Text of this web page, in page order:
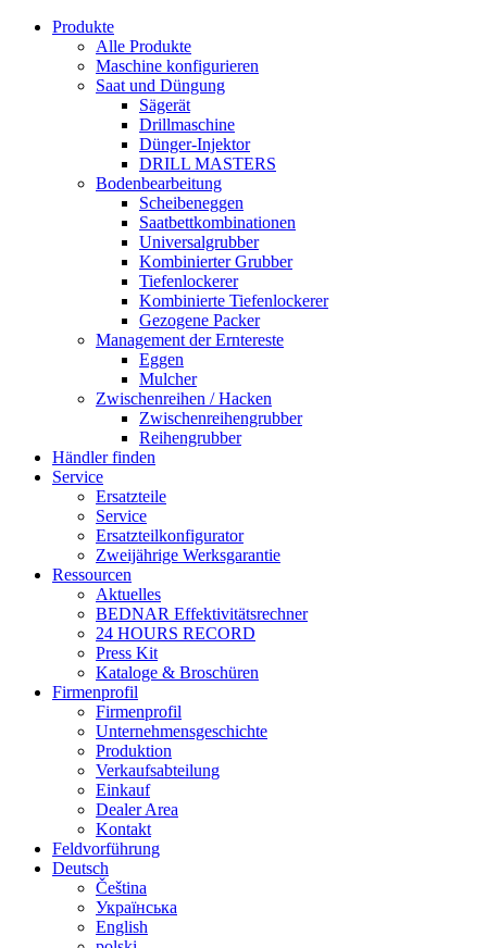
Produkte
Alle Produkte
Maschine konfigurieren
Saat und Düngung
Sägerät
Drillmaschine
Dünger-Injektor
DRILL MASTERS
Bodenbearbeitung
Scheibeneggen
Saatbettkombinationen
Universalgrubber
Kombinierter Grubber
Tiefenlockerer
Kombinierte Tiefenlockerer
Gezogene Packer
Management der Erntereste
Eggen
Mulcher
Zwischenreihen / Hacken
Zwischenreihengrubber
Reihengrubber
Händler finden
Service
Ersatzteile
Service
Ersatzteilkonfigurator
Zweijährige Werksgarantie
Ressourcen
Aktuelles
BEDNAR Effektivitätsrechner
24 HOURS RECORD
Press Kit
Kataloge & Broschüren
Firmenprofil
Firmenprofil
Unternehmensgeschichte
Produktion
Verkaufsabteilung
Einkauf
Dealer Area
Kontakt
Feldvorführung
Deutsch
Čeština
Українська
English